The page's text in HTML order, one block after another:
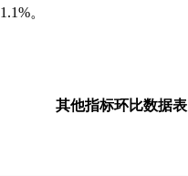
1.1%。
其他指标环比数据表